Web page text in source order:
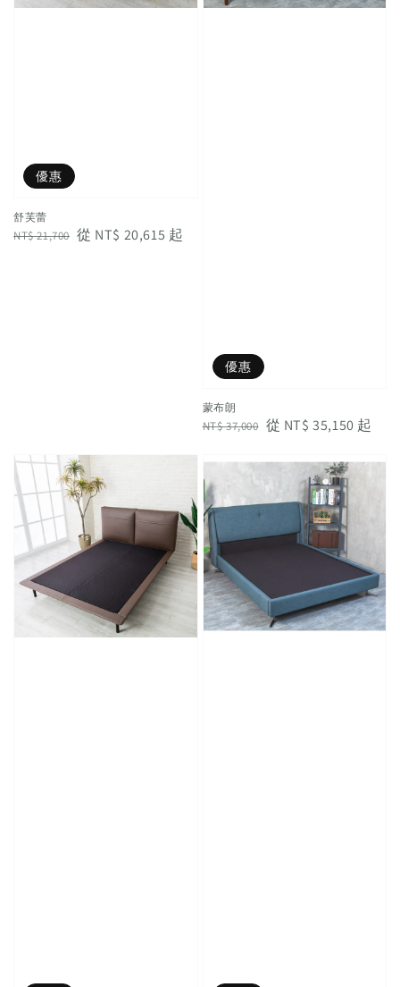
優惠
舒芙蕾
Regular
NT$ 21,700 Sale
從 NT$ 20,615 起
優惠
蒙布朗
Regular
NT$ 37,000 Sale
從 NT$ 35,150 起